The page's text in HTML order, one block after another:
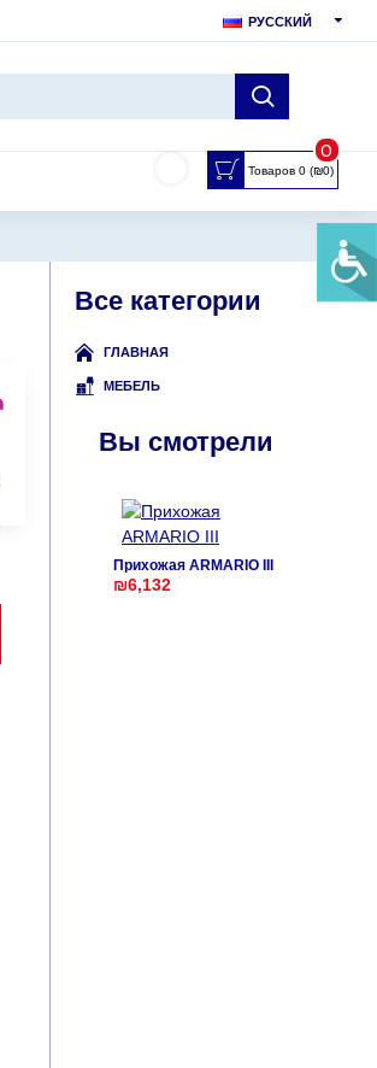
РУССКИЙ
Товаров 0 (₪0)
0
Все категории
ГЛАВНАЯ
МЕБЕЛЬ
Вы смотрели
Прихожая ARMARIO III
₪6,132